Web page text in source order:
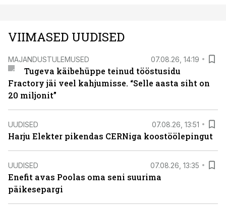
VIIMASED UUDISED
MAJANDUSTULEMUSED 07.08.26, 14:19
Tugeva käibehüppe teinud tööstusidu
Fractory jäi veel kahjumisse. “Selle aasta siht on
20 miljonit”
UUDISED 07.08.26, 13:51
Harju Elekter pikendas CERNiga koostöölepingut
UUDISED 07.08.26, 13:35
Enefit avas Poolas oma seni suurima
päikesepargi